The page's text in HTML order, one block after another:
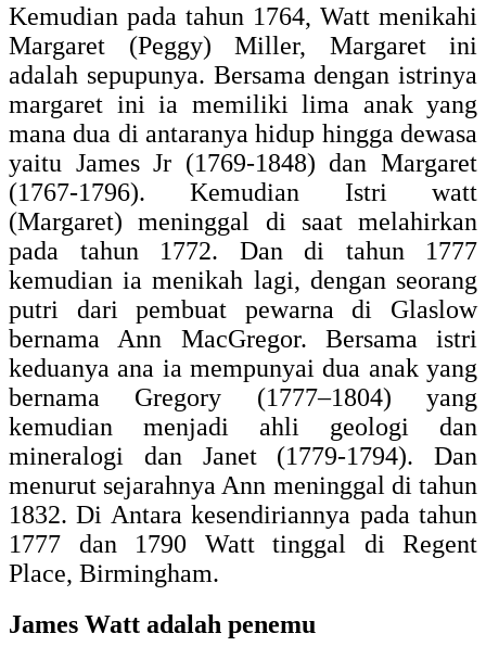
Kemudian pada tahun 1764, Watt menikahi
Margaret (Peggy) Miller, Margaret ini
adalah sepupunya. Bersama dengan istrinya
margaret ini ia memiliki lima anak yang
mana dua di antaranya hidup hingga dewasa
yaitu James Jr (1769-1848) dan Margaret
(1767-1796). Kemudian Istri watt
(Margaret) meninggal di saat melahirkan
pada tahun 1772. Dan di tahun 1777
kemudian ia menikah lagi, dengan seorang
putri dari pembuat pewarna di Glaslow
bernama Ann MacGregor. Bersama istri
keduanya ana ia mempunyai dua anak yang
bernama Gregory (1777–1804) yang
kemudian menjadi ahli geologi dan
mineralogi dan Janet (1779-1794). Dan
menurut sejarahnya Ann meninggal di tahun
1832. Di Antara kesendiriannya pada tahun
1777 dan 1790 Watt tinggal di Regent
Place, Birmingham.
James Watt adalah penemu